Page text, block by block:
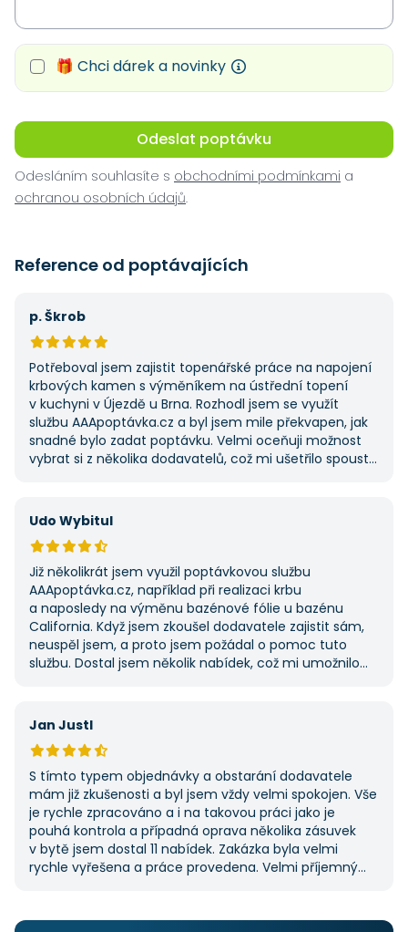
🎁 Chci dárek a novinky
Odeslat poptávku
Odesláním souhlasíte s obchodními podmínkami a
ochranou osobních údajů.
Reference od poptávajících
p. Škrob
Potřeboval jsem zajistit topenářské práce na napojení
krbových kamen s výměníkem na ústřední topení
v kuchyni v Újezdě u Brna. Rozhodl jsem se využít
službu AAApoptávka.cz a byl jsem mile překvapen, jak
snadné bylo zadat poptávku. Velmi oceňuji možnost
vybrat si z několika dodavatelů, což mi ušetřilo spoustu
potřebovat další řemeslné práce.
Udo Wybitul
Již několikrát jsem využil poptávkovou službu
AAApoptávka.cz, například při realizaci krbu
a naposledy na výměnu bazénové fólie u bazénu
California. Když jsem zkoušel dodavatele zajistit sám,
neuspěl jsem, a proto jsem požádal o pomoc tuto
službu. Dostal jsem několik nabídek, což mi umožnilo
i ostatním.
Jan Justl
S tímto typem objednávky a obstarání dodavatele
mám již zkušenosti a byl jsem vždy velmi spokojen. Vše
je rychle zpracováno a i na takovou práci jako je
pouhá kontrola a případná oprava několika zásuvek
v bytě jsem dostal 11 nabídek. Zakázka byla velmi
rychle vyřešena a práce provedena. Velmi příjemný
po všech stránkách plně spolehnout.